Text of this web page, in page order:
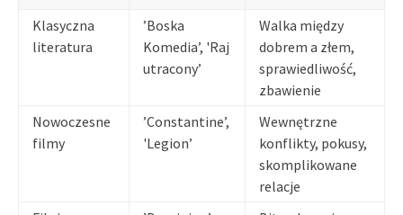
Klasyczna
literatura
’Boska
Komedia’, 'Raj
utracony’
Walka między
dobrem a złem,
sprawiedliwość,
zbawienie
Nowoczesne
filmy
’Constantine’,
'Legion’
Wewnętrzne
konflikty, pokusy,
skomplikowane
relacje